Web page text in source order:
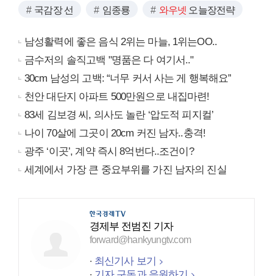
국감장 선 임종룡 와우넷 오늘장전략
남성활력에 좋은 음식 2위는 마늘, 1위는OO..
금수저의 솔직고백 "명품은 다 여기서.."
30cm 남성의 고백: “너무 커서 사는 게 행복해요”
천안 대단지 아파트 500만원으로 내집마련!
83세 김보경 씨, 의사도 놀란 ‘압도적 피지컬’
나이 70살에 그곳이 20cm 커진 남자..충격!
광주 ‘이곳’, 계약 즉시 8억번다..조건이?
세계에서 가장 큰 중요부위를 가진 남자의 진실
경제부 전범진 기자
forward@hankyungtv.com
최신기사 보기